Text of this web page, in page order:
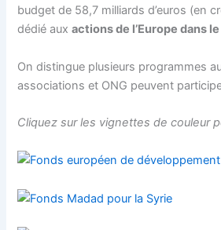
budget de 58,7 milliards d’euros (en
dédié auxactions de l’Europe dans
On distingue plusieurs programmes
associations et ONG peuvent
Cliquez sur les vignettes de couleur